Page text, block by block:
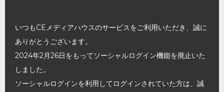
いつもCEメディアハウスのサービスをご利用いただき、誠に
ありがとうございます。
2024年2月26日をもってソーシャルログイン機能を廃止いた
しました。
ソーシャルログインを利用してログインされていた方は、誠